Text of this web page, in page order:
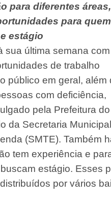
para diferentes áreas,
para
estágio
sua última semana
de trabalho
público em geral, além
com deficiência,
pela Prefeitura
da Secretaria
(SMTE). Também
tem experiência e
estágio. Esses
por vários